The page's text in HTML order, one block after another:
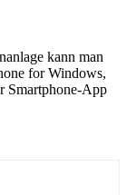
kann man
for Windows,
Smartphone-App